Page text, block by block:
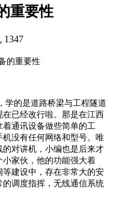
重要性
1347
的重要性
学的是道路桥梁与工程隧道
已经改行啦。那是在江西
着通讯设备做些简单的工
没有任何网络和型号。唯
对讲机，小编也是后来才
家伙，他的功能强大着
建设中，存在非常大的安
调度指挥，无线通信系统